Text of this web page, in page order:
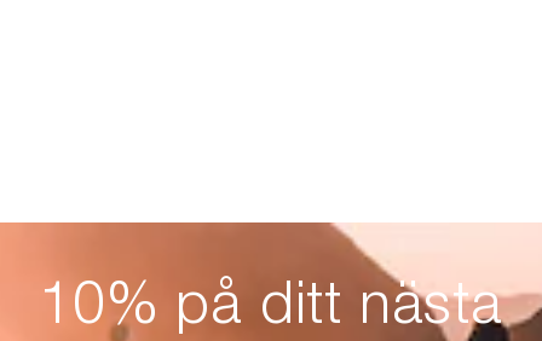
10% på ditt nästa